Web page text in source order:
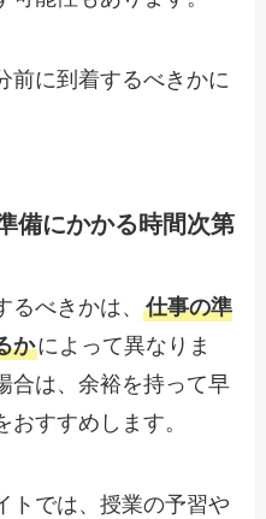
前に到着するべきかに
備にかかる時間次第
るべきかは、仕事の準
かによって異なりま
合は、余裕を持って早
すすめします。
トでは、授業の予習や